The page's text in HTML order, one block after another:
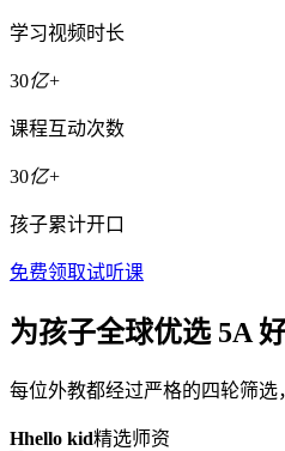
学习视频时长
30亿+
课程互动次数
30亿+
孩子累计开口
免费领取试听课
为孩子全球优选 5A
每位外教都经过严格的四轮筛选
Hhello kid精选师资